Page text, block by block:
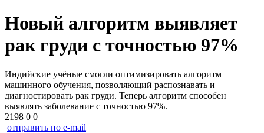
Новый алгоритм выявляет
рак груди с точностью 97%
Индийские учёные смогли оптимизировать алгоритм
машинного обучения, позволяющий распознавать и
диагностировать рак груди. Теперь алгоритм способен
выявлять заболевание с точностью 97%.
2198 0 0
отправить по e-mail